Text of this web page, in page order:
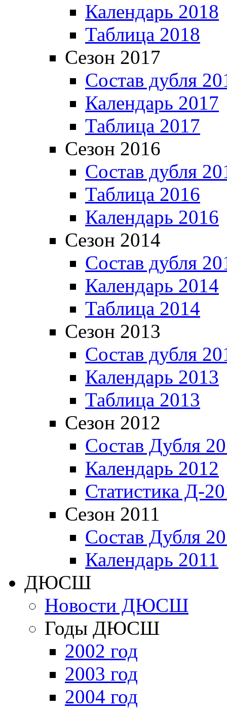
Календарь 2018
Таблица 2018
Сезон 2017
Состав дубля
Календарь 2017
Таблица 2017
Сезон 2016
Состав дубля
Таблица 2016
Календарь 2016
Сезон 2014
Состав дубля
Календарь 2014
Таблица 2014
Сезон 2013
Состав дубля
Календарь 2013
Таблица 2013
Сезон 2012
Состав Дубля
Календарь 2012
Статистика Д-
Сезон 2011
Состав Дубля
Календарь 2011
ДЮСШ
Новости ДЮСШ
Годы ДЮСШ
2002 год
2003 год
2004 год